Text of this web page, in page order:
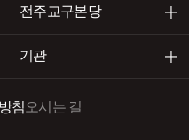
전주교구본당
기관
침오시는 길